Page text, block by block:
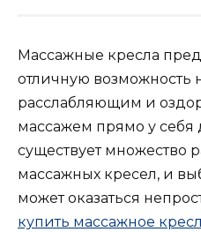
Массажные кресла
отличную возможность
расслабляющим и
массажем прямо у себя
существует множество
массажных кресел, и
может оказаться
купить массажное